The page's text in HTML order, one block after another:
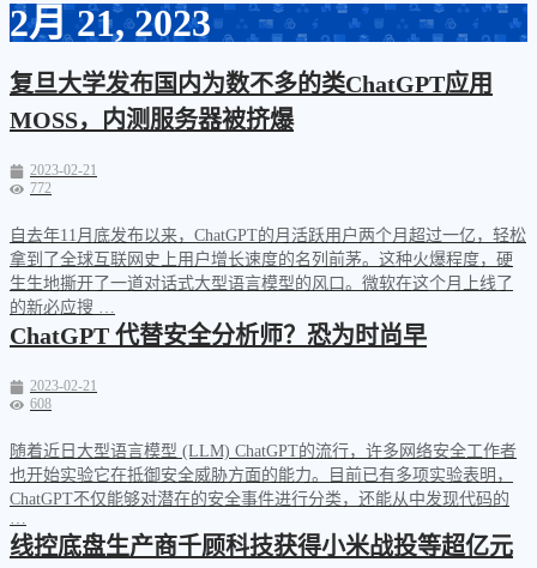
2月 21, 2023
复旦大学发布国内为数不多的类ChatGPT应用
MOSS，内测服务器被挤爆
2023-02-21
772
自去年11月底发布以来，ChatGPT的月活跃用户两个月超过一亿，轻松
拿到了全球互联网史上用户增长速度的名列前茅。这种火爆程度，硬
生生地撕开了一道对话式大型语言模型的风口。微软在这个月上线了
的新必应搜 …
ChatGPT 代替安全分析师？恐为时尚早
2023-02-21
608
随着近日大型语言模型 (LLM) ChatGPT的流行，许多网络安全工作者
也开始实验它在抵御安全威胁方面的能力。目前已有多项实验表明，
ChatGPT不仅能够对潜在的安全事件进行分类，还能从中发现代码的
…
线控底盘生产商千顾科技获得小米战投等超亿元